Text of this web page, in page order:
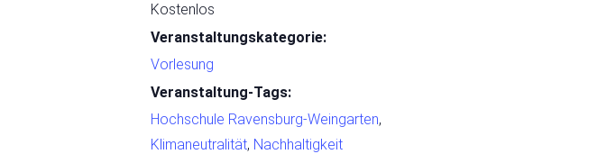
Kostenlos
Veranstaltungskategorie:
Vorlesung
Veranstaltung-Tags:
Hochschule Ravensburg-Weingarten,
Klimaneutralität, Nachhaltigkeit